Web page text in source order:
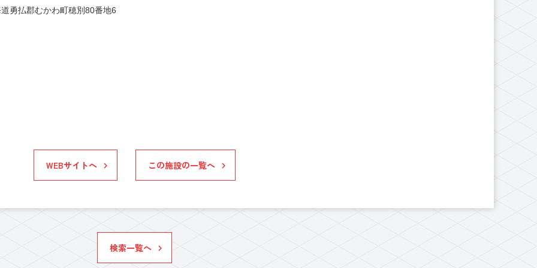
勇払郡むかわ町穂別80番地6
WEBサイトへ この施設の一覧へ
検索一覧へ